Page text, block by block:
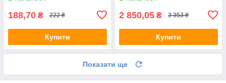
188,70 ₴ 222 ₴
Купити
2 850,05 ₴ 3 353 ₴
Купити
Показати ще